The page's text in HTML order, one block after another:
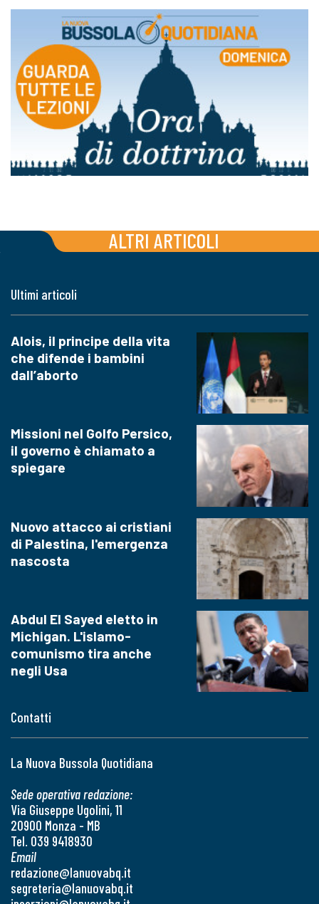
ALTRI ARTICOLI
Contatti
La Nuova Bussola Quotidiana
Sede operativa redazione:
Via Giuseppe Ugolini, 11
20900 Monza - MB
Tel. 039 9418930
Email
redazione@lanuovabq.it
segreteria@lanuovabq.it
Ultimi articoli
Alois, il principe della vita
che difende i bambini
dall’aborto
Missioni nel Golfo Persico,
il governo è chiamato a
spiegare
Nuovo attacco ai cristiani
di Palestina, l'emergenza
nascosta
Abdul El Sayed eletto in
Michigan. L'islamo-
comunismo tira anche
negli Usa